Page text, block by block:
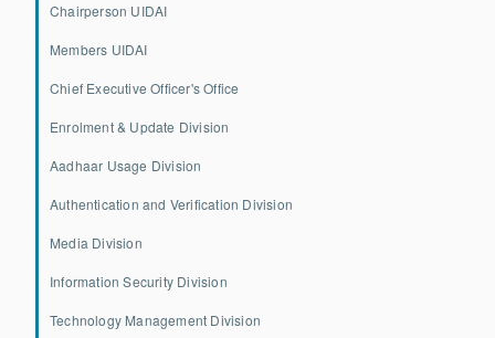
Chairperson UIDAI
Members UIDAI
Chief Executive Officer's Office
Enrolment & Update Division
Aadhaar Usage Division
Authentication and Verification Division
Media Division
Information Security Division
Technology Management Division